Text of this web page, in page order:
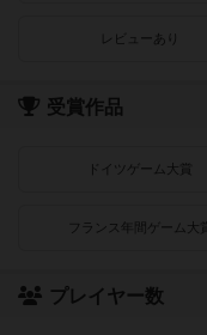
レビューあり
受賞作品
ドイツゲーム大賞
フランス年間ゲーム大賞
プレイヤー数